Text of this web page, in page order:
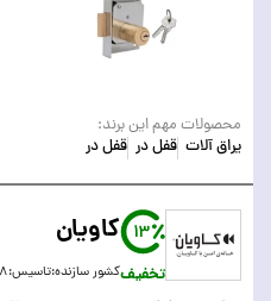
محصولات مهم این برند:
یراق آلات قفل در قفل در
13
تخفیف
کاویان
کشور سازنده:تاسیس: